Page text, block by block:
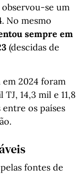
se um
. No mesmo
sempre em
(descidas de
em 2024 foram
14,3 mil e 11,8
os países
fontes de